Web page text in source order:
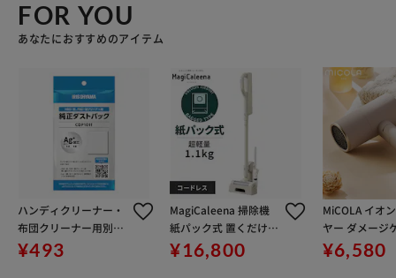
FOR YOU
あなたにおすすめのアイテム
ハンディクリーナー・
布団クリーナー用別売
紙パック CDP1011
¥493
MagiCaleena 掃除機
紙パック式 置くだけで
充電 紙パック付き SBD
-201P-HC グレージュ
¥16,800
MiCOLA イオ
ヤー ダメージ
ル 遠赤外線
-T モカ
¥6,580